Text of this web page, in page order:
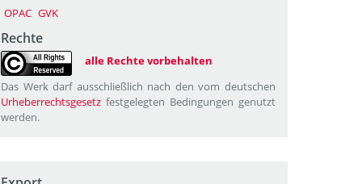
OPAC GVK
Rechte
alle Rechte vorbehalten
Das Werk darf ausschließlich nach den vom deutschen
Urheberrechtsgesetz festgelegten Bedingungen genutzt
werden.